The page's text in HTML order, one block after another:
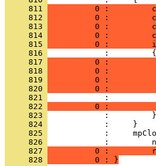
     811
0 :
     812
0 :
     813
0 :
     814
0 :
     815
0 :
     816
     817
0 :
     818
0 :
     819
0 :
     820
0 :
     821
     822
0 :
     823
     824
     825
     826
     827
0 :
     828
          0 : }